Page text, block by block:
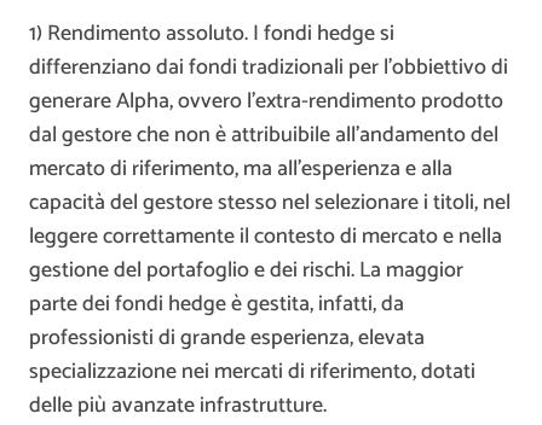
1) Rendimento assoluto. I fondi hedge si
differenziano dai fondi tradizionali per l’obbiettivo di
generare Alpha, ovvero l’extra-rendimento prodotto
dal gestore che non è attribuibile all’andamento del
mercato di riferimento, ma all’esperienza e alla
capacità del gestore stesso nel selezionare i titoli, nel
leggere correttamente il contesto di mercato e nella
gestione del portafoglio e dei rischi. La maggior
parte dei fondi hedge è gestita, infatti, da
professionisti di grande esperienza, elevata
specializzazione nei mercati di riferimento, dotati
delle più avanzate infrastrutture.